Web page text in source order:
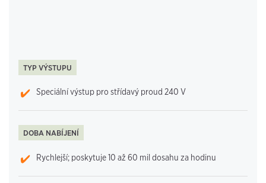
TYP VÝSTUPU
Speciální výstup pro střídavý proud 240 V
DOBA NABÍJENÍ
Rychlejší; poskytuje 10 až 60 mil dosahu za hodinu